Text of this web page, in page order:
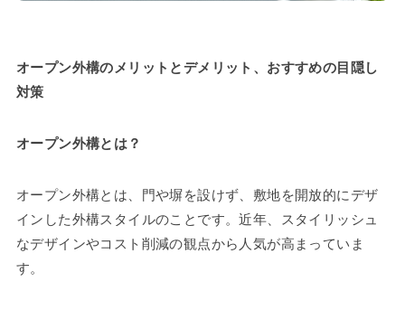
オープン外構のメリットとデメリット、おすすめの目隠し
対策
オープン外構とは？
オープン外構とは、門や塀を設けず、敷地を開放的にデザ
インした外構スタイルのことです。近年、スタイリッシュ
なデザインやコスト削減の観点から人気が高まっていま
す。